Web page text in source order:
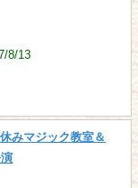
8/13
みマジック教室＆